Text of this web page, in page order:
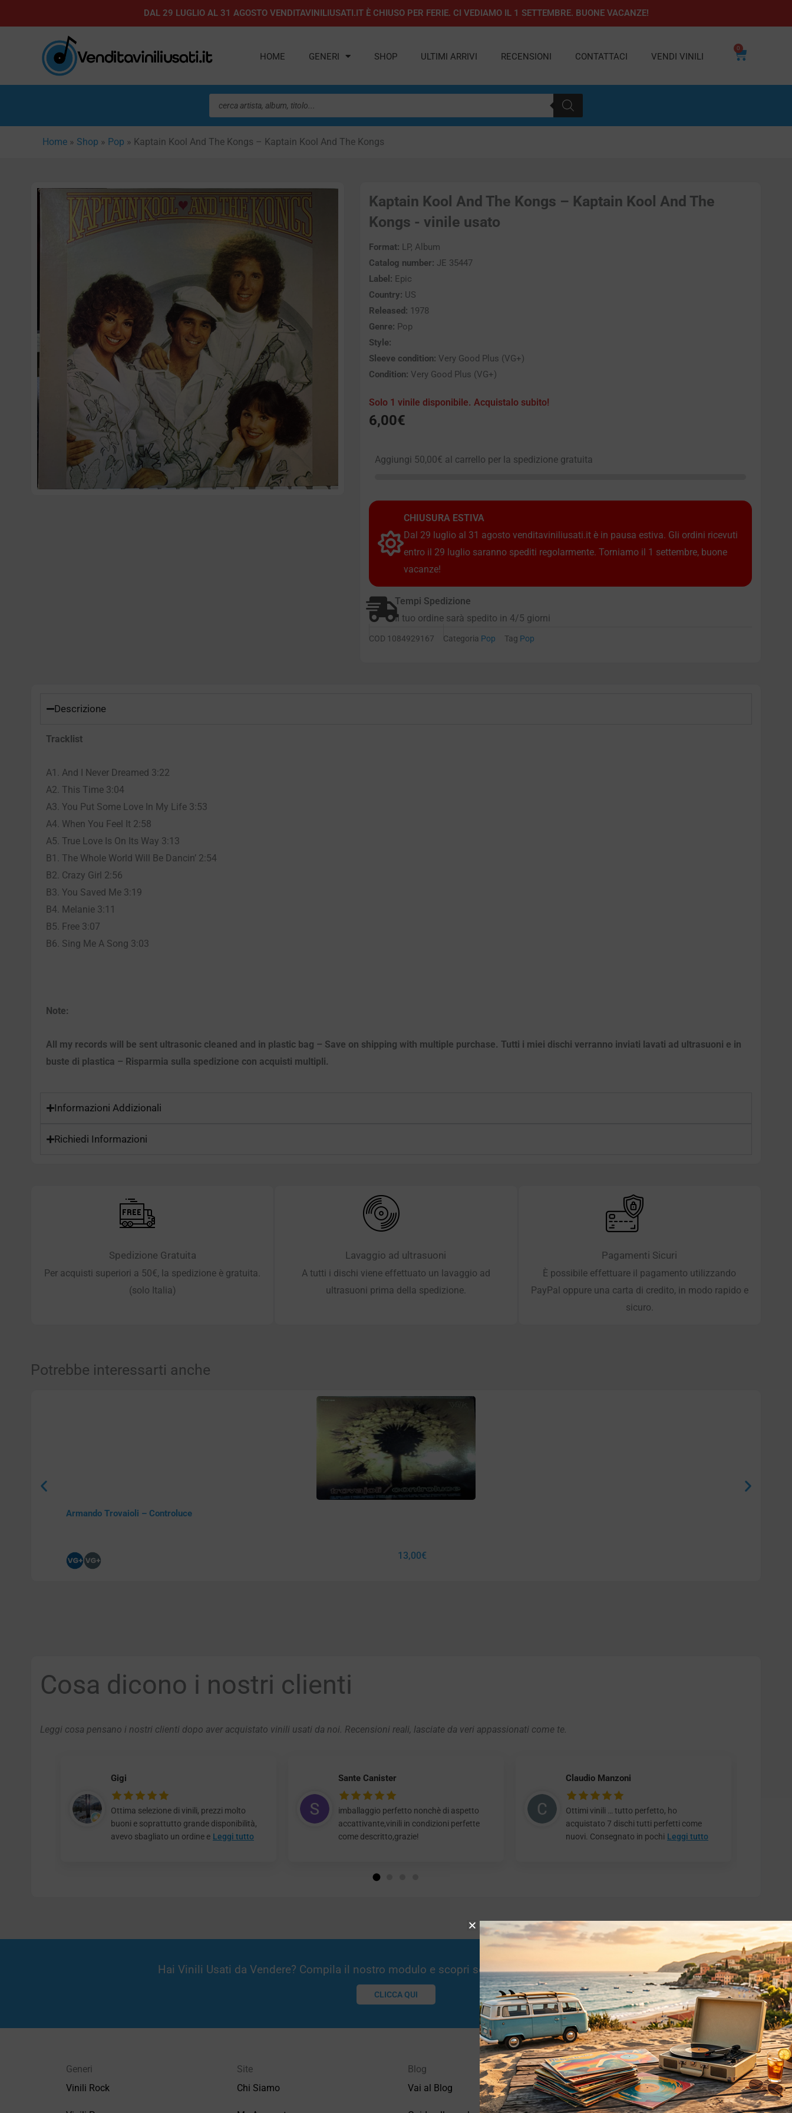
al
DAL 29 LUGLIO AL 31 AGOSTO VENDITAVINILIUSATI.IT È CHIUSO PER FERIE. CI VEDIAMO IL 1 SETTEMBRE. BUONE VACANZE!
HOME GENERI SHOP ULTIMI ARRIVI RECENSIONI CONTATTACI VENDI VINILI
0
Carrello
Ricerca
prodotti
Home » Shop » Pop » Kaptain Kool And The Kongs – Kaptain Kool And The Kongs
Kaptain Kool And The Kongs – Kaptain Kool And The
Kongs - vinile usato
Format: LP, Album
Catalog number: JE 35447
Label: Epic
Country: US
Released: 1978
Genre: Pop
Style:
Sleeve condition: Very Good Plus (VG+)
Condition: Very Good Plus (VG+)
Solo 1 vinile disponibile. Acquistalo subito!
6,00€
Aggiungi 50,00€ al carrello per la spedizione gratuita
CHIUSURA ESTIVA
Dal 29 luglio al 31 agosto venditaviniliusati.it è in pausa estiva. Gli ordini ricevuti
entro il 29 luglio saranno spediti regolarmente. Torniamo il 1 settembre, buone
vacanze!
Tempi Spedizione
Il tuo ordine sarà spedito in 4/5 giorni
COD 1084929167 Categoria Pop Tag Pop
Descrizione
Tracklist
A1. And I Never Dreamed 3:22
A2. This Time 3:04
A3. You Put Some Love In My Life 3:53
A4. When You Feel It 2:58
A5. True Love Is On Its Way 3:13
B1. The Whole World Will Be Dancin’ 2:54
B2. Crazy Girl 2:56
B3. You Saved Me 3:19
B4. Melanie 3:11
B5. Free 3:07
B6. Sing Me A Song 3:03
Note:
All my records will be sent ultrasonic cleaned and in plastic bag – Save on shipping with multiple purchase. Tutti i miei dischi verranno inviati lavati ad ultrasuoni e in
buste di plastica – Risparmia sulla spedizione con acquisti multipli.
Informazioni Addizionali
Richiedi Informazioni
Spedizione Gratuita
Per acquisti superiori a 50€, la spedizione è gratuita.
(solo Italia)
Lavaggio ad ultrasuoni
A tutti i dischi viene effettuato un lavaggio ad
ultrasuoni prima della spedizione.
Pagamenti Sicuri
È possibile effettuare il pagamento utilizzando
PayPal oppure una carta di credito, in modo rapido e
sicuro.
Potrebbe interessarti anche
Armando Trovaioli – Controluce
13,00€
Cosa dicono i nostri clienti
Leggi cosa pensano i nostri clienti dopo aver acquistato vinili usati da noi. Recensioni reali, lasciate da veri appassionati come te.
Gigi
Ottima selezione di vinili, prezzi molto
buoni e soprattutto grande disponibilità,
avevo sbagliato un ordine e Leggi tutto
Sante Canister
imballaggio perfetto nonchè di aspetto
accattivante,vinili in condizioni perfette
come descritto,grazie!
Claudio Manzoni
Ottimi vinili … tutto perfetto, ho
acquistato 7 dischi tutti perfetti come
nuovi. Consegnato in pochi Leggi tutto
Hai Vinili Usati da Vendere? Compila il nostro modulo e scopri se potremmo essere interessati!
CLICCA QUI
Generi
Vinili Rock
Site
Chi Siamo
Blog
Vai al Blog
Privacy
Privacy Policy